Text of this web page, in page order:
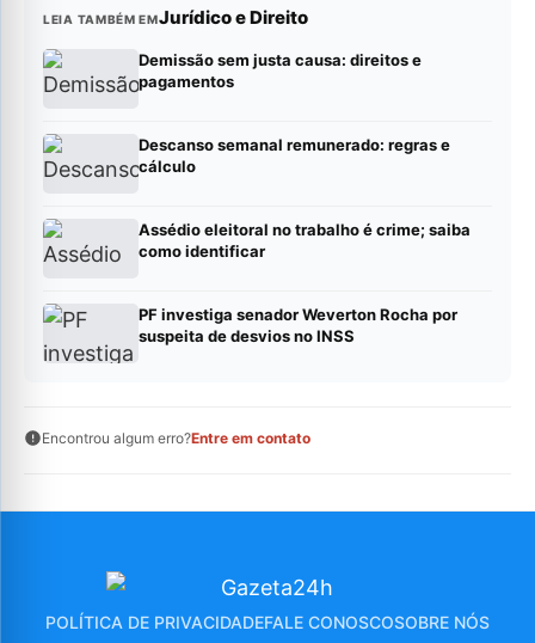
LEIA TAMBÉM EMJurídico e Direito
Demissão sem justa causa: direitos e
pagamentos
Descanso semanal remunerado: regras e
cálculo
Assédio eleitoral no trabalho é crime; saiba
como identificar
PF investiga senador Weverton Rocha por
suspeita de desvios no INSS
Encontrou algum erro?Entre em contato
POLÍTICA DE PRIVACIDADEFALE CONOSCOSOBRE NÓS